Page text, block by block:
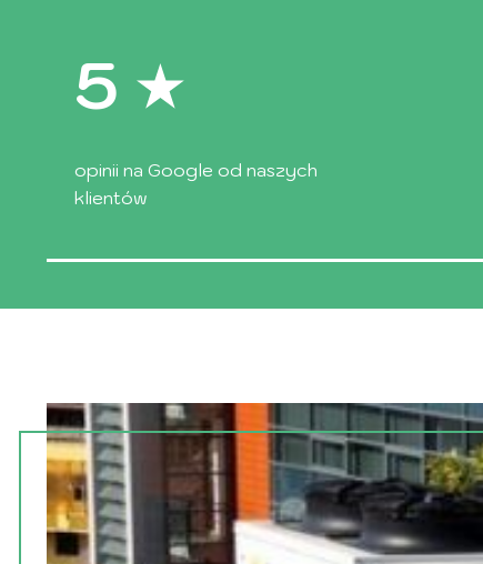
5
opinii na Google od naszych
klientów